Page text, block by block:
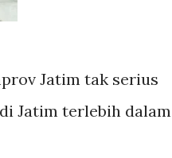
Jatim tak serius
Jatim terlebih dalam